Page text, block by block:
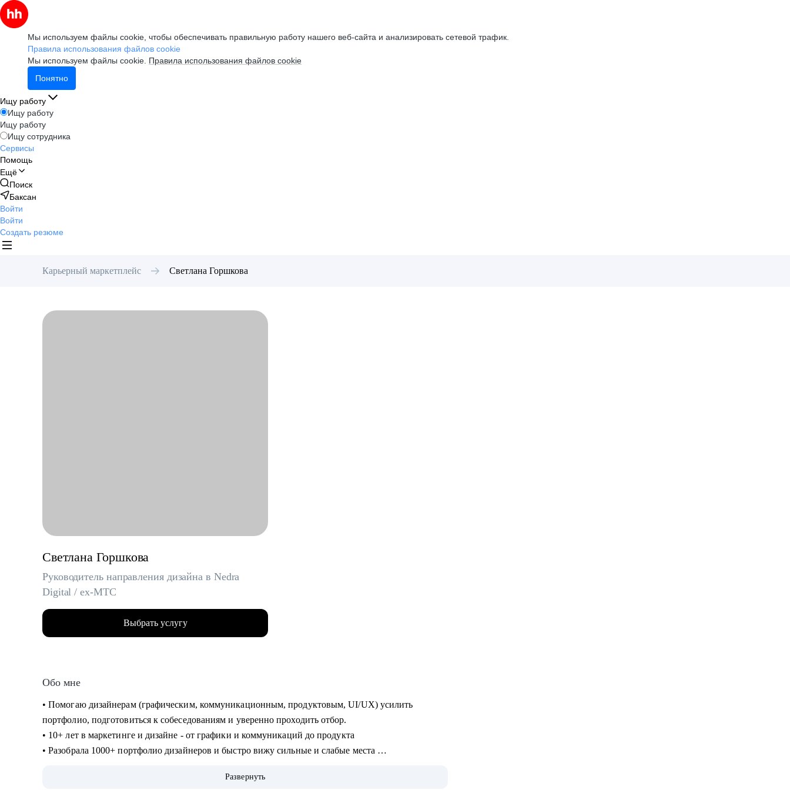
Мы используем файлы cookie, чтобы обеспечивать правильную работу нашего веб-сайта и анализировать сетевой трафик.
Правила использования файлов cookie
Мы используем файлы cookie. Правила использования файлов cookie
Понятно
Ищу работу
Ищу работу
Ищу работу
Ищу сотрудника
Сервисы
Помощь
Ещё
Поиск
Баксан
Войти
Войти
Создать резюме
Карьерный маркетплейс Светлана Горшкова
Светлана Горшкова
Руководитель направления дизайна в Nedra
Digital / ex-МТС
Выбрать услугу
Обо мне
• Помогаю дизайнерам (графическим, коммуникационным, продуктовым, UI/UX) усилить
портфолио, подготовиться к собеседованиям и уверенно проходить отбор.
• 10+ лет в маркетинге и дизайне - от графики и коммуникаций до продукта
• Разобрала 1000+ портфолио дизайнеров и быстро вижу сильные и слабые места
• Работала в телекоме, с товарами повседневного спроса (FMCG) и нефтегазе - со сложными
Развернуть